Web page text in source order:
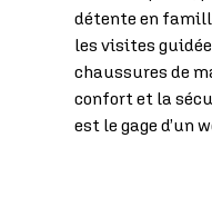
détente en
les visites
chaussures de
confort et la
est le gage d’un